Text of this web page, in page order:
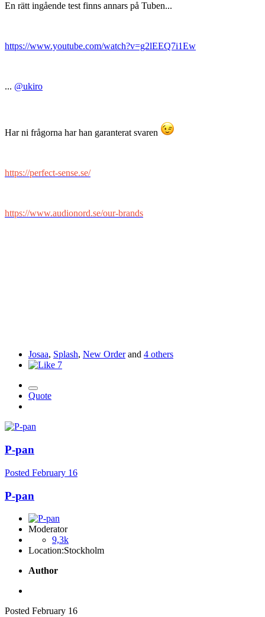
En rätt ingående test finns annars på Tuben...
https://www.youtube.com/watch?v=g2lEEQ7i1Ew
... @ukiro
Har ni frågorna har han garanterat svaren
https://perfect-sense.se/
https://www.audionord.se/our-brands
Josaa, Splash, New Orderand 4 others
7
Quote
P-pan
Posted February 16
P-pan
Moderator
9,3k
Location:Stockholm
Author
Posted February 16